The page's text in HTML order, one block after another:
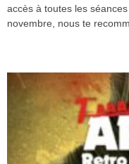
accès à toutes les
novembre, nous te